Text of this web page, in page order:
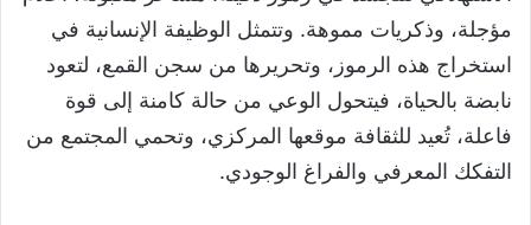
مؤجلة، وذكريات مموهة. وتتمثل الوظيفة الإنسانية في
استخراج هذه الرموز، وتحريرها من سجن القمع، لتعود
نابضة بالحياة، فيتحول الوعي من حالة كامنة إلى قوة
فاعلة، تُعيد للثقافة موقعها المركزي، وتحمي المجتمع من
التفكك المعرفي والفراغ الوجودي.